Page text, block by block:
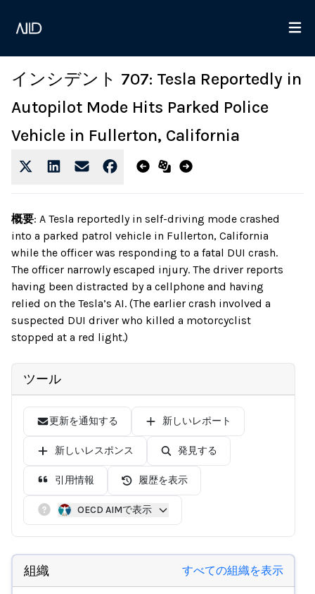
インシデント 707: Tesla Reportedly in
Autopilot Mode Hits Parked Police
Vehicle in Fullerton, California
概要: A Tesla reportedly in self-driving mode crashed
into a parked patrol vehicle in Fullerton, California
while the officer was responding to a fatal DUI crash.
The officer narrowly escaped injury. The driver reports
having been distracted by a cellphone and having
relied on the Tesla’s AI. (The earlier crash involved a
suspected DUI driver who killed a motorcyclist
stopped at a red light.)
ツール
更新を通知する 新しいレポート
新しいレスポンス 発見する
引用情報 履歴を表示
OECD AIMで表示
組織 すべての組織を表示